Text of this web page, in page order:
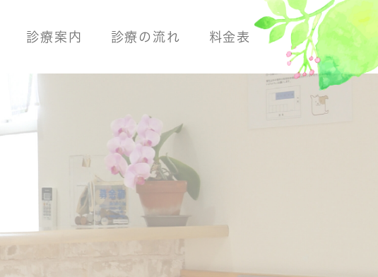
診療案内
ワンちゃんのよくある病気
ネコちゃんのよくある病気
診療の流れ 料金表